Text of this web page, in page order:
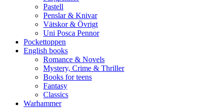
Pastell
Penslar & Knivar
Vätskor & Övrigt
Uni Posca Pennor
Pockettoppen
English books
Romance & Novels
Mystery, Crime & Thriller
Books for teens
Fantasy
Classics
Warhammer